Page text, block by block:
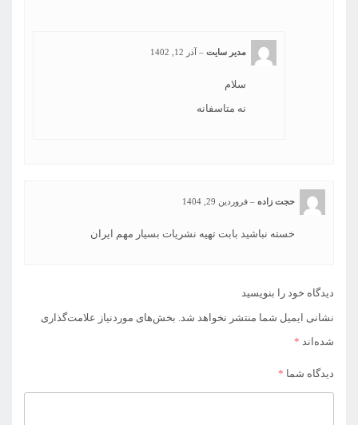
مدیر سایت – آذر 12, 1402
سلام
نه متاسفانه
حجت زاده – فروردین 29, 1404
خسته نباشید بابت تهیه نشریات بسیار مهم ایران
دیدگاه خود را بنویسید
نشانی ایمیل شما منتشر نخواهد شد. بخش‌های موردنیاز علامت‌گذاری
شده‌اند *
دیدگاه شما *